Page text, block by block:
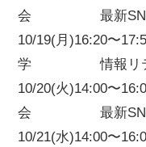
会 最新
10/19(月)16:20〜
学 情報リテ
10/20(火)14:00〜
会 最新
10/21(水)14:00〜